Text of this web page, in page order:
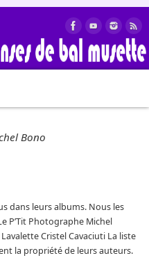
Bono
dans leurs albums. Nous les
P’Tit Photographe Michel
Cristel Cavaciuti La liste
la propriété de leurs auteurs.